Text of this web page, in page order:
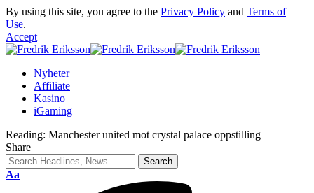
By using this site, you agree to the Privacy Policy and Terms of
Use.
Accept
Nyheter
Affiliate
Kasino
iGaming
Reading: Manchester united mot crystal palace oppstilling
Share
Aa